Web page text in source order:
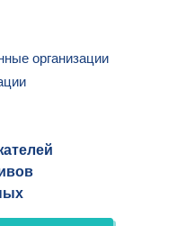
организации